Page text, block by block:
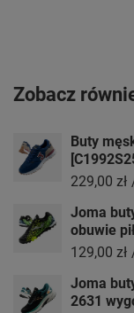
Zobacz
Buty
229,00 zł
Joma
obuwie
129,00 zł
Joma
2631